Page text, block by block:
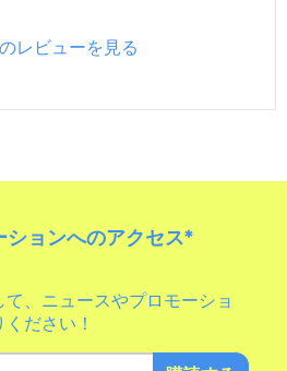
レビューを見る
ションへのアクセス*
、ニュースやプロモーショ
ださい！